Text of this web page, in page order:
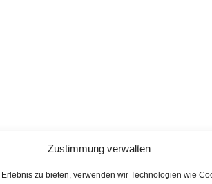
Zustimmung verwalten
zu bieten, verwenden wir Technologien wie